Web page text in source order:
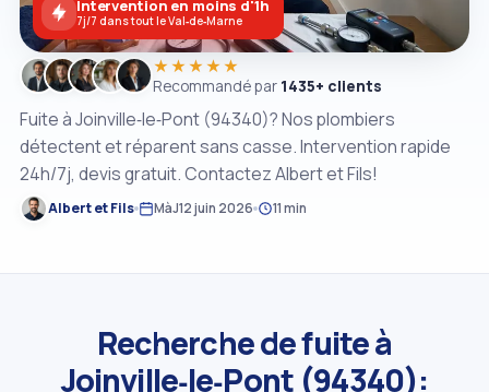
Fuite à Joinville‑le‑Pont (94340)? Nos plombiers
détectent et réparent sans casse. Intervention rapide
24h/7j, devis gratuit. Contactez Albert et Fils!
Albert et Fils MàJ12 juin 2026 11 min
★★★★★
Recommandé par 1435+ clients
Intervention en moins d'1h
7j/7 dans tout le Val‑de‑Marne
Recherche de fuite à
Joinville‑le‑Pont (94340):